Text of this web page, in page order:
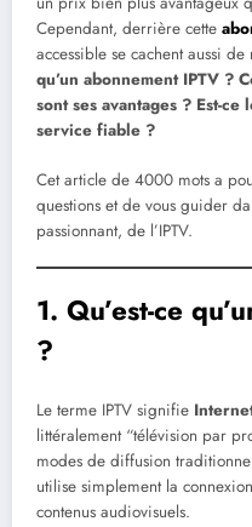
Cependant, derrière cette
accessible se cachent aussi
qu’un abonnement IPTV ?
sont ses avantages ? Est-
service fiable ?
Cet article de 4000 mots a
questions et de vous guider
passionnant, de l’IPTV.
1. Qu’est-ce
?
Le terme IPTV signifie
littéralement “télévision par
modes de diffusion
utilise simplement la
contenus audiovisuels.